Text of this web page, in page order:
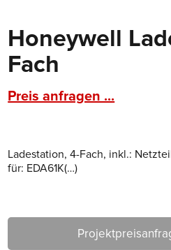
Honeywell
Fach
Preis anfragen ...
Ladestation, 4-Fach, inkl.:
für: EDA61K(…)